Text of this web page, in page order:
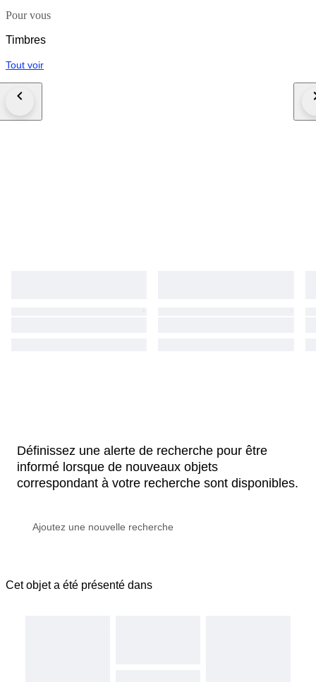
Pour vous
Timbres
Tout voir
Définissez une alerte de recherche pour être
informé lorsque de nouveaux objets
correspondant à votre recherche sont disponibles.
Cet objet a été présenté dans